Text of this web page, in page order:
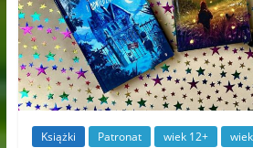
Książki Patronat wiek 12+